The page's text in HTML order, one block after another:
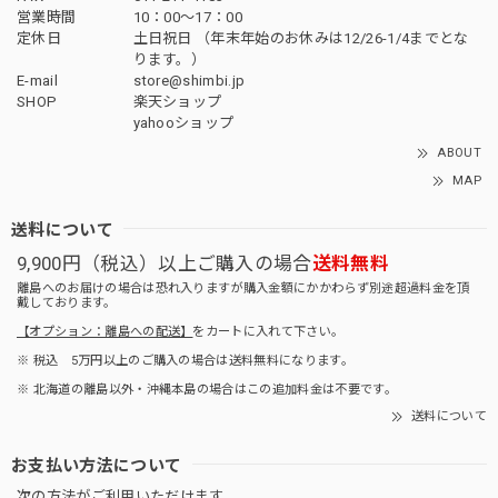
営業時間
10：00〜17：00
定休日
土日祝日 （年末年始のお休みは12/26-1/4までとな
ります。）
E-mail
store@shimbi.jp
SHOP
楽天ショップ
yahooショップ
ABOUT
MAP
送料について
9,900円（税込）以上ご購入の場合送料無料
離島へのお届けの場合は恐れ入りますが購入金額にかかわらず別途超過料金を頂
戴しております。
【オプション：離島への配送】 をカートに入れて下さい。
※ 税込 5万円以上のご購入の場合は送料無料になります。
※ 北海道の離島以外・沖縄本島の場合はこの追加料金は不要です。
送料について
お支払い方法について